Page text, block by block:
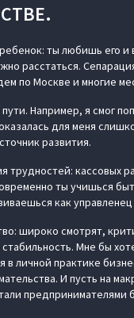
ты любишь его и
расстаться.
по Москве и многие
Например, я смог
для меня
развития.
трудностей: кассовых
ты учишься
как
широко смотрят,
Мне бы
практике
И пусть на
предпринимателями